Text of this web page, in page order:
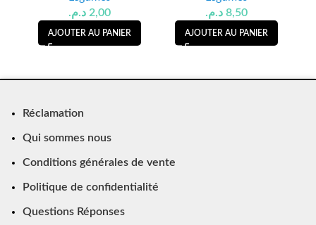
2,00 د.م.
AJOUTER AU PANIER
8,50 د.م.
AJOUTER AU PANIER
Réclamation
Qui sommes nous
Conditions générales de vente
Politique de confidentialité
Questions Réponses